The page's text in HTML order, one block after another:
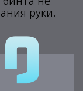
руки.